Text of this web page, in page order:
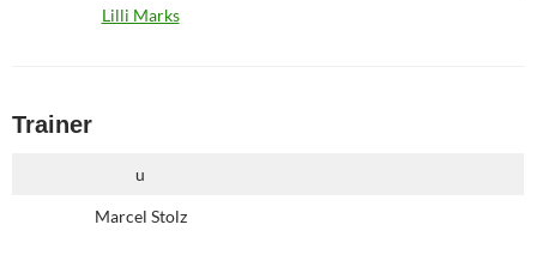
Lilli Marks
Trainer
u
Marcel Stolz